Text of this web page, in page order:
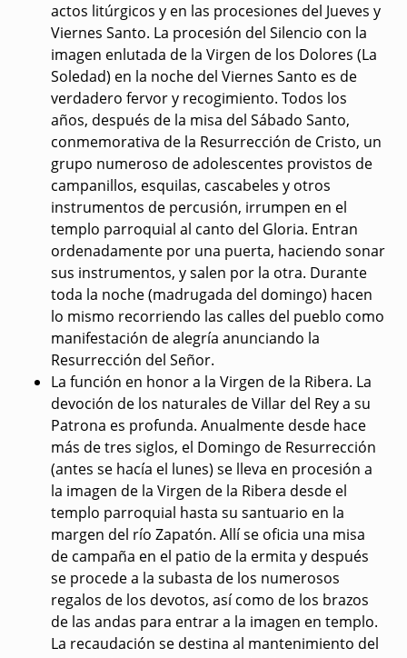
actos litúrgicos y en las procesiones del Jueves y
Viernes Santo. La procesión del Silencio con la
imagen enlutada de la Virgen de los Dolores (La
Soledad) en la noche del Viernes Santo es de
verdadero fervor y recogimiento. Todos los
años, después de la misa del Sábado Santo,
conmemorativa de la Resurrección de Cristo, un
grupo numeroso de adolescentes provistos de
campanillos, esquilas, cascabeles y otros
instrumentos de percusión, irrumpen en el
templo parroquial al canto del Gloria. Entran
ordenadamente por una puerta, haciendo sonar
sus instrumentos, y salen por la otra. Durante
toda la noche (madrugada del domingo) hacen
lo mismo recorriendo las calles del pueblo como
manifestación de alegría anunciando la
Resurrección del Señor.
La función en honor a la Virgen de la Ribera. La
devoción de los naturales de Villar del Rey a su
Patrona es profunda. Anualmente desde hace
más de tres siglos, el Domingo de Resurrección
(antes se hacía el lunes) se lleva en procesión a
la imagen de la Virgen de la Ribera desde el
templo parroquial hasta su santuario en la
margen del río Zapatón. Allí se oficia una misa
de campaña en el patio de la ermita y después
se procede a la subasta de los numerosos
regalos de los devotos, así como de los brazos
de las andas para entrar a la imagen en templo.
La recaudación se destina al mantenimiento del